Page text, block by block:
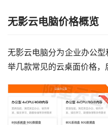
无影云电脑价格概览
无影云电脑分为企业办公
举几款常见的云桌面价格，